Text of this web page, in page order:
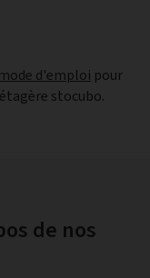
mode d'emploi pour
stocubo.
de nos